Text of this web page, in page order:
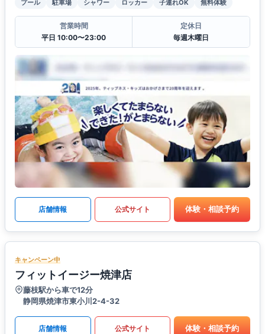
プール 駐車場 シャワー ロッカー 子連れOK 無料体験
営業時間
平日 10:00〜23:00
定休日
毎週木曜日
店舗情報 公式サイト 体験・相談予約
キャンペーン中
フィットイージー焼津店
藤枝駅から車で12分
静岡県焼津市東小川2-4-32
店舗情報 公式サイト 体験・相談予約